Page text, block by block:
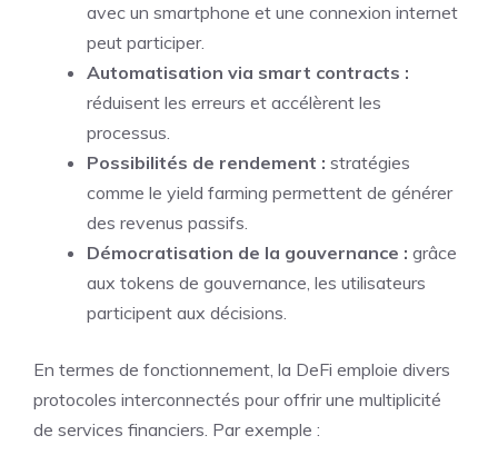
avec un smartphone et une connexion internet
peut participer.
Automatisation via smart contracts :
réduisent les erreurs et accélèrent les
processus.
Possibilités de rendement : stratégies
comme le yield farming permettent de générer
des revenus passifs.
Démocratisation de la gouvernance : grâce
aux tokens de gouvernance, les utilisateurs
participent aux décisions.
En termes de fonctionnement, la DeFi emploie divers
protocoles interconnectés pour offrir une multiplicité
de services financiers. Par exemple :